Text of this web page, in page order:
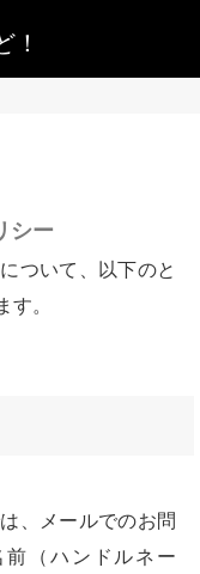
シー
ついて、以下のと
す。
、メールでのお問
（ハンドルネー